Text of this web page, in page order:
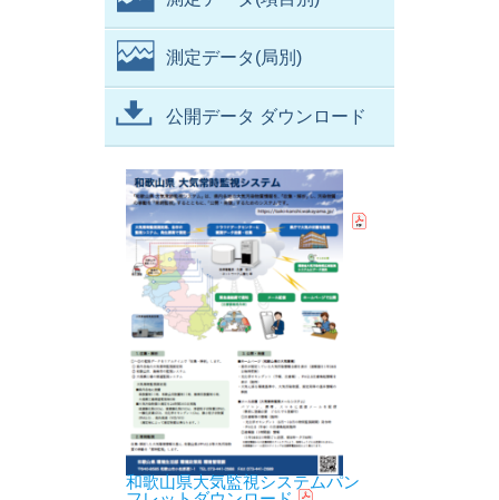
測定データ(局別)
公開データ ダウンロード
和歌山県大気監視システムパン